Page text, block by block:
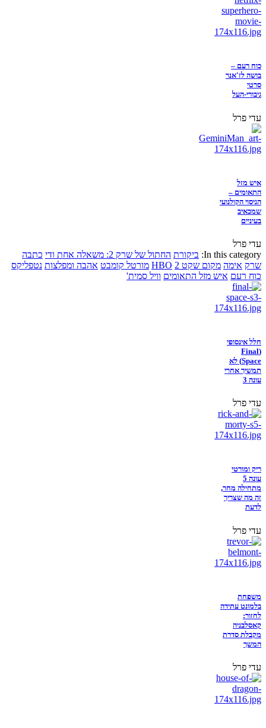
כוח רעם –
בושה לז'אנר
סרטי
גיבורי-העל
עדי פרל
איש מזל
התאומים –
הניסוי הקולנועי
שמכאיב
בעיניים
עדי פרל
In this category: ביקורת החתול של שרק 2: משאלה אחת ודי
כתבה
שרק אימה מקום שקט 2 HBO מורטל קומבט אהבה ומפלצות נטפליקס
כוח רעם איש מזל התאומים וויל סמית'
חלל אינסופי
(Final
Space) לא
תמשיך אחרי
עונה 3
עדי פרל
ריק ומורטי
עונה 5
מתחילה מחר,
זה מה שצריך
לדעת
עדי פרל
משפחת
בלמונט עתידה
לחזור:
קאסלבניה
מקבלת סדרת
המשך
עדי פרל